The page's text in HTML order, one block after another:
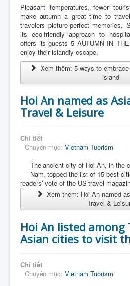
VietNam
Liên Hệ
Pleasant temperatures, fewer
make autumn a great time to
travelers picture-perfect memories,
its eco-friendly approach to
offers its guests 5 AUTUMN IN
enjoy their islandly escape.
Xem thêm: 5 ways to
island
Hoi An named as
Travel & Leisure
Chi tiết
Chuyên mục: Vietnam Tuorism
The ancient city of Hoi An, in the
Nam, topped the list of 15 best
readers’ vote of the US travel
Xem thêm: Hoi An named
Travel &
Hoi An listed among
Asian cities to visit
Chi tiết
Chuyên mục: Vietnam Tuorism